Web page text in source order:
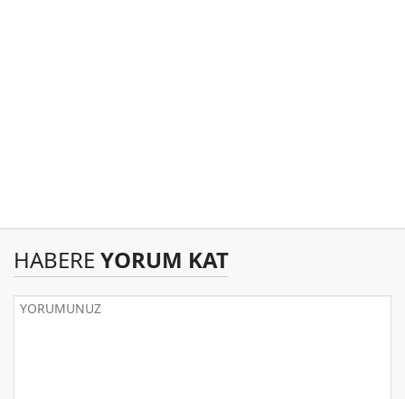
HABERE YORUM KAT